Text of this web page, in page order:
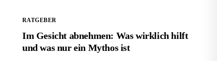
RATGEBER
Im Gesicht abnehmen: Was wirklich hilft
und was nur ein Mythos ist